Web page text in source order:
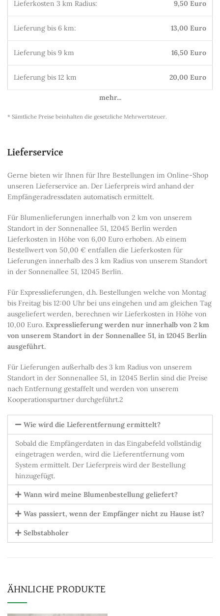
Lieferkosten 3 km Radius: 9,50 Euro
Lieferung bis 6 km: 13,00 Euro
Lieferung bis 9 km 16,50 Euro
Lieferung bis 12 km 20,00 Euro
mehr...
* Sämtliche Preise beinhalten die gesetzliche Mehrwertsteuer.
Lieferservice
Gerne bieten wir Ihnen für Ihre Bestellungen im Online-Shop
unseren Lieferservice an. Der Lieferpreis wird anhand der
Empfängeradressdaten automatisch ermittelt.
Für Blumenlieferungen innerhalb von 2 km von unserem
Standort in der Sonnenallee 51, 12045 Berlin werden
Lieferkosten in Höhe von 6,00 Euro erhoben. Ab einem
Bestellwert von 50,00 € entfallen die Lieferkosten für
Lieferungen innerhalb des 3 km Radius von unserem Standort
in der Sonnenallee 51, 12045 Berlin.
Für Expresslieferungen, d.h. Bestellungen welche von Montag
bis Freitag bis 12:00 Uhr bei uns eingehen und am gleichen Tag
ausgeliefert werden, berechnen wir Lieferkosten in Höhe von
10,00 Euro. Expresslieferung werden nur innerhalb von 2 km
von unserem Standort in der Sonnenallee 51, in 12045 Berlin
ausgeführt.
Für Lieferungen außerhalb des 3 km Radius von unserem
Standort in der Sonnenallee 51, in 12045 Berlin sind die Preise
nach Entfernung gestaffelt und werden von unserem
Kooperationspartner durchgeführt.2
Wie wird die Lieferentfernung ermittelt?
Sobald die Empfängerdaten in das Eingabefeld vollständig
eingetragen werden, wird die Lieferentfernung vom
System ermittelt. Der Lieferpreis wird der Bestellung
hinzugefügt.
Wann wird meine Blumenbestellung geliefert?
Was passiert, wenn der Empfänger nicht zu Hause ist?
Selbstabholer
ÄHNLICHE PRODUKTE